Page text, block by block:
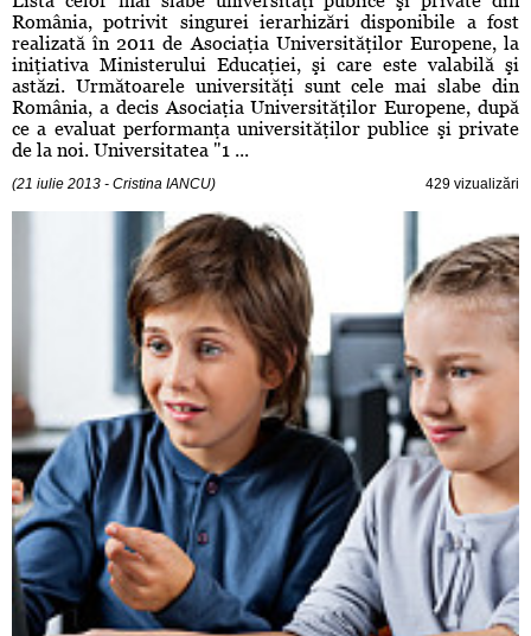
România, potrivit singurei ierarhizări disponibile a fost
realizată în 2011 de Asociaţia Universităţilor Europene, la
iniţiativa Ministerului Educaţiei, şi care este valabilă şi
astăzi. Următoarele universităţi sunt cele mai slabe din
România, a decis Asociaţia Universităţilor Europene, după
ce a evaluat performanţa universităţilor publice şi private
de la noi. Universitatea "1 ...
(21 iulie 2013 - Cristina IANCU) 429 vizualizări